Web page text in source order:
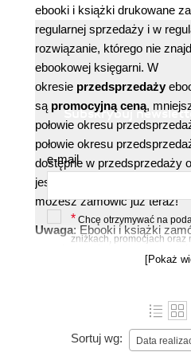
ebooki i książki drukowane
regularnej sprzedaży i w
rozwiązanie, którego nie
ebookowej księgarni. W
okresie przedsprzedaży
są promocyjną ceną,
połowie okresu
połowie okresu
dostępne w przedsprzedaży
jest to sztywny termin.
możesz zamówić już teraz!
Uwaga: Ebooki i książki
się w regularnej sprzedaży
skompletujemy wszystkie
poinformujemy Cię osobnym
Subskrybuj
e-mail
*
zniżkach, promocjach oraz
[Pokaż
Sortuj wg: Data